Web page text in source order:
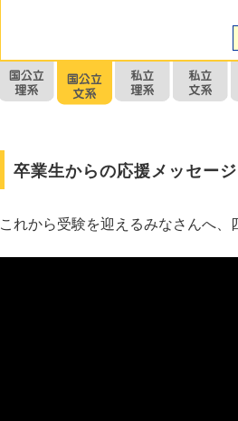
卒業生からの応援メッセージ
これから受験を迎えるみなさんへ、